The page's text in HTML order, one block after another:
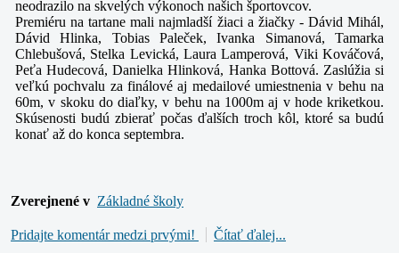
neodrazilo na skvelých výkonoch našich športovcov.
Premiéru na tartane mali najmladší žiaci a žiačky - Dávid Mihál,
Dávid Hlinka, Tobias Paleček, Ivanka Simanová, Tamarka
Chlebušová, Stelka Levická, Laura Lamperová, Viki Kováčová,
Peťa Hudecová, Danielka Hlinková, Hanka Bottová. Zaslúžia si
veľkú pochvalu za finálové aj medailové umiestnenia v behu na
60m, v skoku do diaľky, v behu na 1000m aj v hode kriketkou.
Skúsenosti budú zbierať počas ďalších troch kôl, ktoré sa budú
konať až do konca septembra.
Zverejnené v Základné školy
Pridajte komentár medzi prvými! Čítať ďalej...